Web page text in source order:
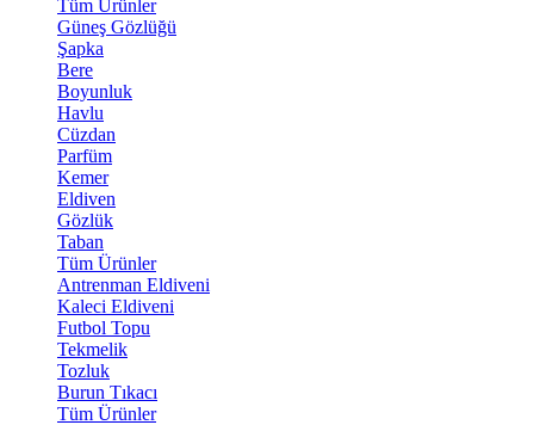
Tüm Ürünler
Güneş Gözlüğü
Şapka
Bere
Boyunluk
Havlu
Cüzdan
Parfüm
Kemer
Eldiven
Gözlük
Taban
Tüm Ürünler
Antrenman Eldiveni
Kaleci Eldiveni
Futbol Topu
Tekmelik
Tozluk
Burun Tıkacı
Tüm Ürünler